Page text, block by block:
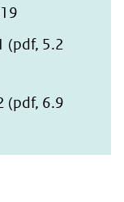
(pdf, 5.2
(pdf, 6.9